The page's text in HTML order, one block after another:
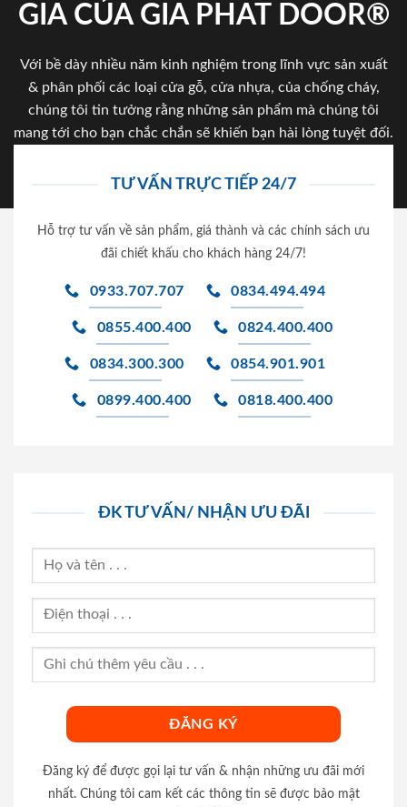
GIA CỦA GIA PHAT DOOR®
Với bề dày nhiều năm kinh nghiệm trong lĩnh vực sản xuất
& phân phối các loại cửa gỗ, cửa nhựa, của chống cháy,
chúng tôi tin tưởng rằng những sản phẩm mà chúng tôi
mang tới cho bạn chắc chắn sẽ khiến bạn hài lòng tuyệt đối.
TƯ VẤN TRỰC TIẾP 24/7
Hỗ trợ tư vấn về sản phẩm, giá thành và các chính sách ưu
đãi chiết khấu cho khách hàng 24/7!
0933.707.707 0834.494.494
0855.400.400 0824.400.400
0834.300.300 0854.901.901
0899.400.400 0818.400.400
ĐK TƯ VẤN/ NHẬN ƯU ĐÃI
Đăng ký để được gọi lại tư vấn & nhận những ưu đãi mới
nhất. Chúng tôi cam kết các thông tin sẽ được bảo mật